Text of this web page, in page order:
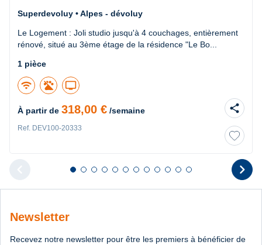
Diapositive
Superdevoluy • Alpes - dévoluy
Le Logement : Joli studio jusqu'à 4 couchages, entièrement
rénové, situé au 3ème étage de la résidence "Le Bo...
1 pièce
wifi tv
À partir de 318,00 € /semaine
Ref. DEV100-20333
share
chevron_right
Diapositive 1 sur 12
Diapositive 2 sur 12
Diapositive 3 sur 12
Diapositive 4 sur 12
Diapositive 5 sur 12
Diapositive 6 sur 12
Diapositive 7 sur 12
Diapositive 8 sur 12
Diapositive 9 sur 12
Diapositive 10 sur 12
Diapositive 11 sur 12
Diapositive 12 sur
Newsletter
Recevez notre newsletter pour être les premiers à bénéficier de